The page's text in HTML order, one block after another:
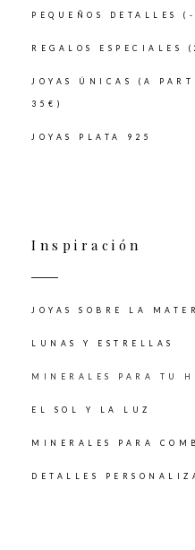
PEQUEÑOS DETALLES
REGALOS ESPECIALES
JOYAS ÚNICAS (A
35€)
JOYAS PLATA 925
Inspiración
JOYAS SOBRE LA
LUNAS Y ESTRELLAS
MINERALES PARA TU
EL SOL Y LA LUZ
MINERALES PARA
DETALLES